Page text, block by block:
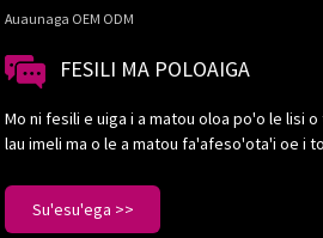
Auaunaga OEM ODM
FESILI MA POLOAIGA
Mo ni fesili e uiga i a matou oloa po'o le lisi
lau imeli ma o le a matou fa'afeso'ota'i oe i
Su'esu'ega >>